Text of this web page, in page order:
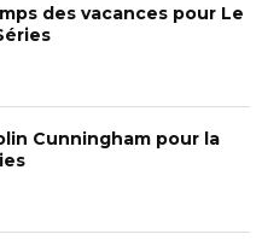
des vacances pour Le
Cunningham pour la